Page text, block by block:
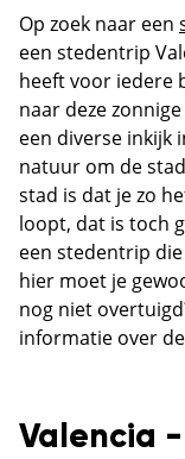
Op zoek naar een
een stedentrip
heeft voor iedere
naar deze
een diverse inkijk
natuur om de
stad is dat je zo
loopt, dat is toch
een stedentrip
hier moet je
nog niet
informatie over
Valencia -